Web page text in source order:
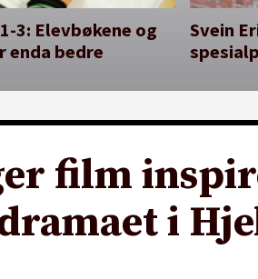
3: Elevbøkene og
enda bedre
Svein
film
i